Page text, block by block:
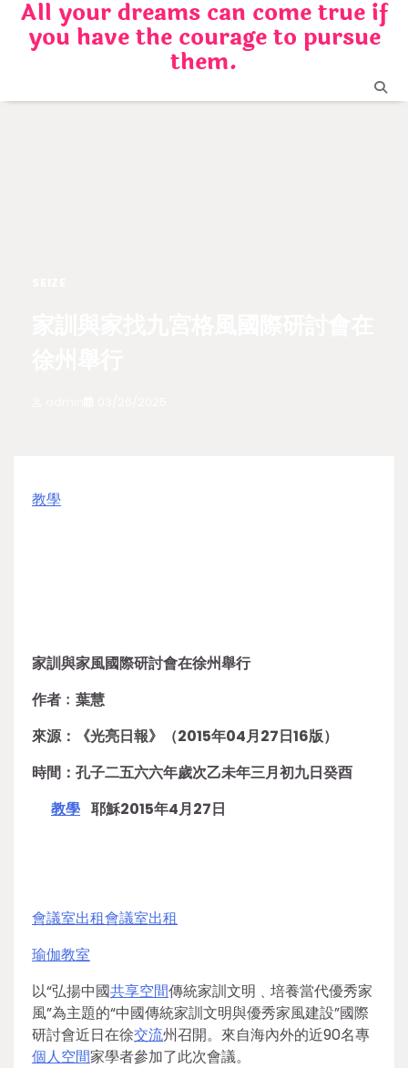
Skip
content
All your dreams can come true if
you have the courage to pursue
them.
教學
家訓與家風國際研討會在徐州舉行
作者﹕葉慧
來源：《光亮日報》（2015年04月27日16版）
時間：孔子二五六六年歲次乙未年三月初九日癸酉
教學 耶穌2015年4月27日
會議室出租會議室出租
瑜伽教室
以“弘揚中國共享空間傳統家訓文明﹑培養當代優秀家
風”為主題的“中國傳統家訓文明與優秀家風建設”國際
研討會近日在徐交流州召開。來自海內外的近90名專
個人空間家學者參加了此次會議。